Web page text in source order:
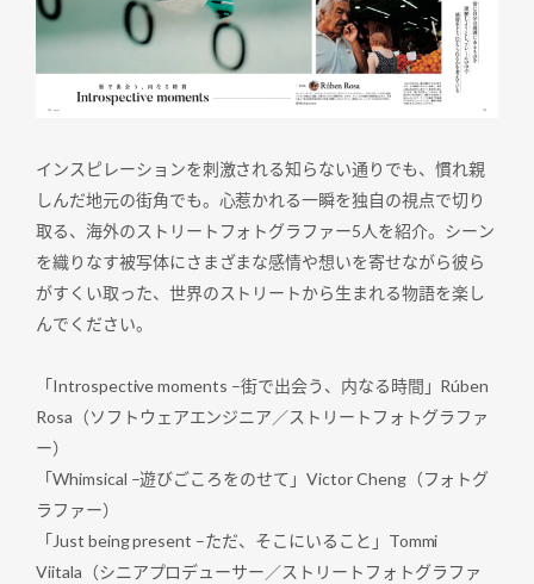
インスピレーションを刺激される知らない通りでも、慣れ親
しんだ地元の街角でも。心惹かれる一瞬を独自の視点で切り
取る、海外のストリートフォトグラファー5人を紹介。シーン
を織りなす被写体にさまざまな感情や想いを寄せながら彼ら
がすくい取った、世界のストリートから生まれる物語を楽し
んでください。
「Introspective moments –街で出会う、内なる時間」Rúben
Rosa（ソフトウェアエンジニア／ストリートフォトグラファ
ー）
「Whimsical –遊びごころをのせて」Victor Cheng（フォトグ
ラファー）
「Just being present –ただ、そこにいること」Tommi
Viitala（シニアプロデューサー／ストリートフォトグラファ